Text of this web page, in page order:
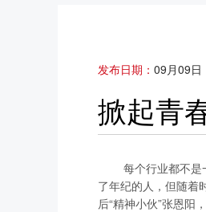
发布日期：09月09日
掀起青
每个行业都不是一
了年纪的人，但随着
后“精神小伙”张恩阳